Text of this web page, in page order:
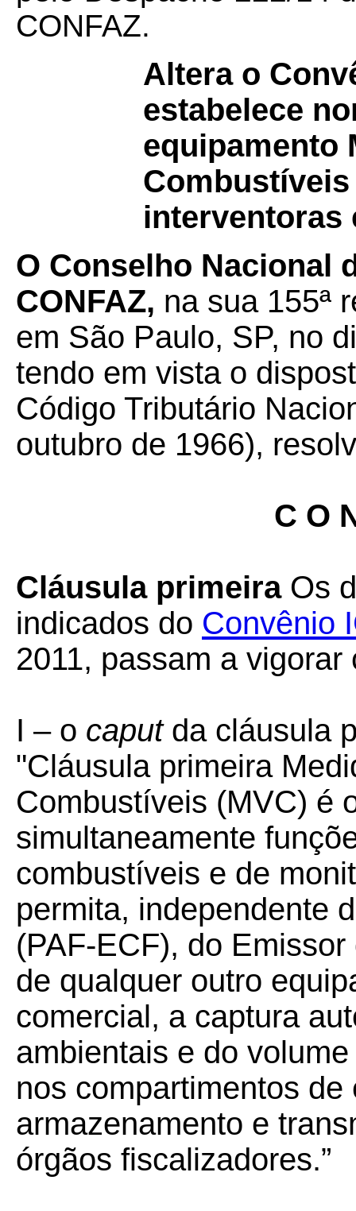
CONFAZ.
Altera o
estabelece
equipamento
Combustíveis
interventoras
O Conselho Nacional
CONFAZ, na sua 155ª
em São Paulo, SP, no
tendo em vista o
Código Tributário
outubro de 1966),
C O
Cláusula primeira Os
indicados do Convênio
2011, passam a
I – o caputda cláusula
"Cláusula primeira
Combustíveis (MVC) é
simultaneamente
combustíveis e de
permita, independente
(PAF-ECF), do
de qualquer outro
comercial, a captura
ambientais e do
nos compartimentos de
armazenamento e
órgãos fiscalizadores.”